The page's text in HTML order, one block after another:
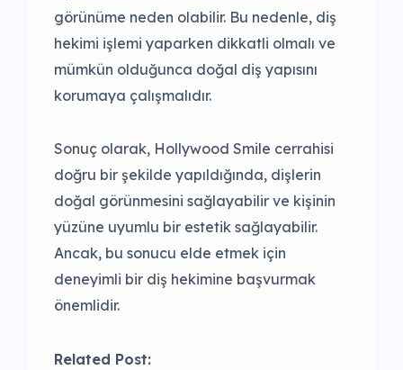
görünüme neden olabilir. Bu nedenle, diş
hekimi işlemi yaparken dikkatli olmalı ve
mümkün olduğunca doğal diş yapısını
korumaya çalışmalıdır.
Sonuç olarak, Hollywood Smile cerrahisi
doğru bir şekilde yapıldığında, dişlerin
doğal görünmesini sağlayabilir ve kişinin
yüzüne uyumlu bir estetik sağlayabilir.
Ancak, bu sonucu elde etmek için
deneyimli bir diş hekimine başvurmak
önemlidir.
Related Post: